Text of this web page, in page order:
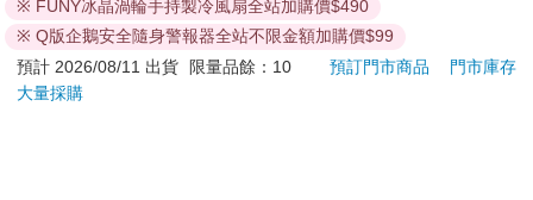
**提醒您，鑑賞期不等於試用期，退回商品須為全新狀態**
依據「消費者保護法」第19條及行政院消費者保護處公告之
「通訊交易解除權合理例外情事適用準則」，以下商品購買
後，除商品本身有瑕疵外，將不提供7天的猶豫期：
※ FUNY冰晶渦輪手持製冷風扇全站加購價$490
※ Q版企鵝安全隨身警報器全站不限金額加購價$99
預計 2026/08/11 出貨
限量品餘：10 預訂門市商品
門市庫存
大量採購